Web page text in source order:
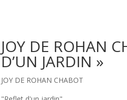
JOY DE ROHAN
D’UN JARDIN »
JOY DE ROHAN CHABOT